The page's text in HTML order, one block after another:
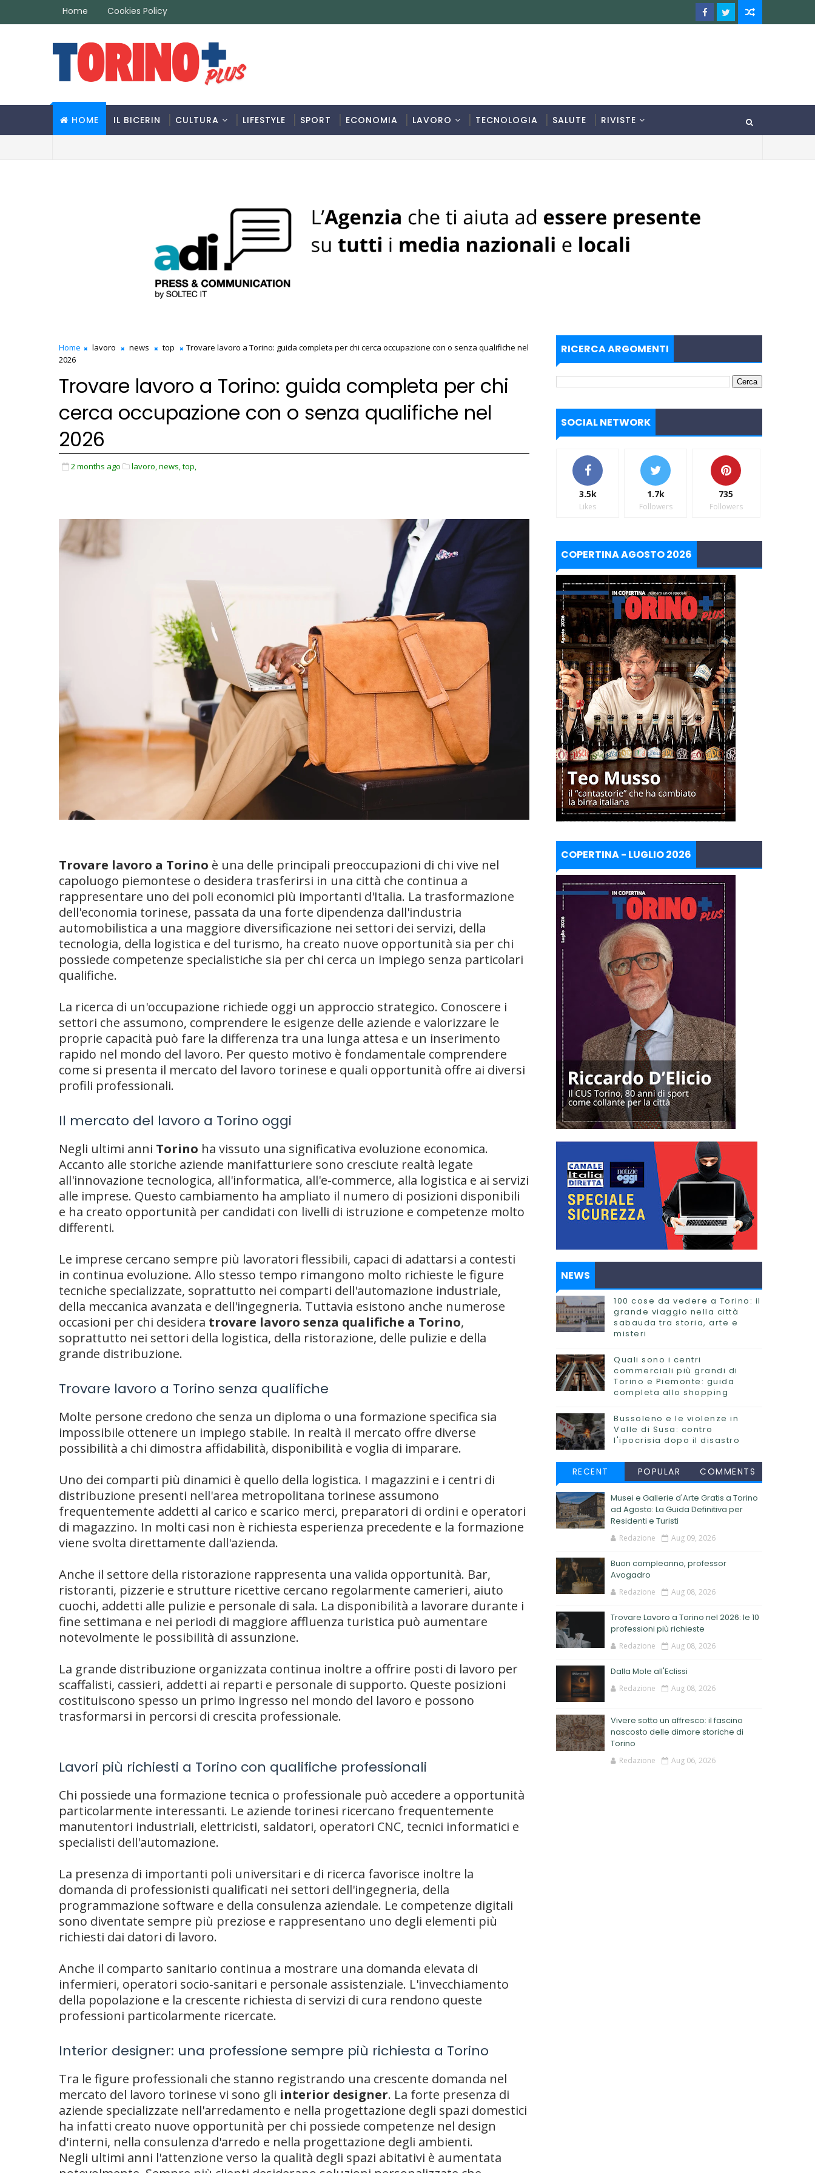
Home Cookies Policy
HOME IL BICERIN CULTURA LIFESTYLE SPORT ECONOMIA LAVORO TECNOLOGIA SALUTE RIVISTE
Home lavoro news top
Trovare lavoro a Torino: guida completa per chi cerca occupazione con o senza qualifiche nel
2026
Trovare lavoro a Torino: guida completa per chi
cerca occupazione con o senza qualifiche nel
2026
2 months ago lavoro,news,top,
Trovare lavoro a Torino è una delle principali preoccupazioni di chi vive nel
capoluogo piemontese o desidera trasferirsi in una città che continua a
rappresentare uno dei poli economici più importanti d'Italia. La trasformazione
dell'economia torinese, passata da una forte dipendenza dall'industria
automobilistica a una maggiore diversificazione nei settori dei servizi, della
tecnologia, della logistica e del turismo, ha creato nuove opportunità sia per chi
possiede competenze specialistiche sia per chi cerca un impiego senza particolari
qualifiche.
La ricerca di un'occupazione richiede oggi un approccio strategico. Conoscere i
settori che assumono, comprendere le esigenze delle aziende e valorizzare le
proprie capacità può fare la differenza tra una lunga attesa e un inserimento
rapido nel mondo del lavoro. Per questo motivo è fondamentale comprendere
come si presenta il mercato del lavoro torinese e quali opportunità offre ai diversi
profili professionali.
Il mercato del lavoro a Torino oggi
Negli ultimi anni Torino ha vissuto una significativa evoluzione economica.
Accanto alle storiche aziende manifatturiere sono cresciute realtà legate
all'innovazione tecnologica, all'informatica, all'e-commerce, alla logistica e ai servizi
alle imprese. Questo cambiamento ha ampliato il numero di posizioni disponibili
e ha creato opportunità per candidati con livelli di istruzione e competenze molto
differenti.
Le imprese cercano sempre più lavoratori flessibili, capaci di adattarsi a contesti
in continua evoluzione. Allo stesso tempo rimangono molto richieste le figure
tecniche specializzate, soprattutto nei comparti dell'automazione industriale,
della meccanica avanzata e dell'ingegneria. Tuttavia esistono anche numerose
occasioni per chi desidera trovare lavoro senza qualifiche a Torino,
soprattutto nei settori della logistica, della ristorazione, delle pulizie e della
grande distribuzione.
Trovare lavoro a Torino senza qualifiche
Molte persone credono che senza un diploma o una formazione specifica sia
impossibile ottenere un impiego stabile. In realtà il mercato offre diverse
possibilità a chi dimostra affidabilità, disponibilità e voglia di imparare.
Uno dei comparti più dinamici è quello della logistica. I magazzini e i centri di
distribuzione presenti nell'area metropolitana torinese assumono
frequentemente addetti al carico e scarico merci, preparatori di ordini e operatori
di magazzino. In molti casi non è richiesta esperienza precedente e la formazione
viene svolta direttamente dall'azienda.
Anche il settore della ristorazione rappresenta una valida opportunità. Bar,
ristoranti, pizzerie e strutture ricettive cercano regolarmente camerieri, aiuto
cuochi, addetti alle pulizie e personale di sala. La disponibilità a lavorare durante i
fine settimana e nei periodi di maggiore affluenza turistica può aumentare
notevolmente le possibilità di assunzione.
La grande distribuzione organizzata continua inoltre a offrire posti di lavoro per
scaffalisti, cassieri, addetti ai reparti e personale di supporto. Queste posizioni
costituiscono spesso un primo ingresso nel mondo del lavoro e possono
trasformarsi in percorsi di crescita professionale.
Lavori più richiesti a Torino con qualifiche professionali
Chi possiede una formazione tecnica o professionale può accedere a opportunità
particolarmente interessanti. Le aziende torinesi ricercano frequentemente
manutentori industriali, elettricisti, saldatori, operatori CNC, tecnici informatici e
specialisti dell'automazione.
La presenza di importanti poli universitari e di ricerca favorisce inoltre la
domanda di professionisti qualificati nei settori dell'ingegneria, della
programmazione software e della consulenza aziendale. Le competenze digitali
sono diventate sempre più preziose e rappresentano uno degli elementi più
richiesti dai datori di lavoro.
Anche il comparto sanitario continua a mostrare una domanda elevata di
infermieri, operatori socio-sanitari e personale assistenziale. L'invecchiamento
della popolazione e la crescente richiesta di servizi di cura rendono queste
professioni particolarmente ricercate.
Interior designer: una professione sempre più richiesta a Torino
Tra le figure professionali che stanno registrando una crescente domanda nel
mercato del lavoro torinese vi sono gli interior designer. La forte presenza di
aziende specializzate nell'arredamento e nella progettazione degli spazi domestici
ha infatti creato nuove opportunità per chi possiede competenze nel design
d'interni, nella consulenza d'arredo e nella progettazione degli ambienti.
Negli ultimi anni l'attenzione verso la qualità degli spazi abitativi è aumentata
RICERCA ARGOMENTI
SOCIAL NETWORK
3.5k
Likes
1.7k
Followers
735
Followers
COPERTINA AGOSTO 2026
COPERTINA - LUGLIO 2026
NEWS
100 cose da vedere a Torino: il
grande viaggio nella città
sabauda tra storia, arte e
misteri
Quali sono i centri
commerciali più grandi di
Torino e Piemonte: guida
completa allo shopping
Bussoleno e le violenze in
Valle di Susa: contro
l'ipocrisia dopo il disastro
RECENT POPULAR COMMENTS
Musei e Gallerie d'Arte Gratis a Torino
ad Agosto: La Guida Definitiva per
Residenti e Turisti
Redazione Aug 09, 2026
Buon compleanno, professor
Avogadro
Redazione Aug 08, 2026
Trovare Lavoro a Torino nel 2026: le 10
professioni più richieste
Redazione Aug 08, 2026
Dalla Mole all'Eclissi
Redazione Aug 08, 2026
Vivere sotto un affresco: il fascino
nascosto delle dimore storiche di
Torino
Redazione Aug 06, 2026